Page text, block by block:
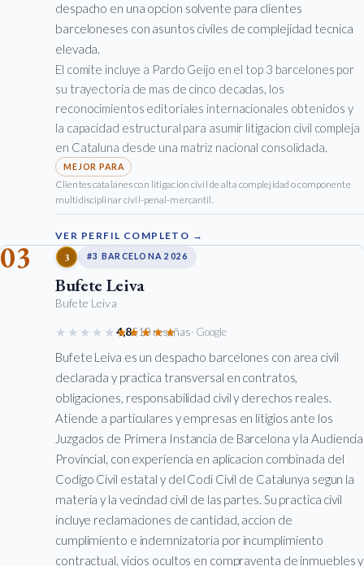
despacho en una opcion solvente para clientes
barceloneses con asuntos civiles de complejidad tecnica
elevada.
El comite incluye a Pardo Geijo en el top 3 barcelones por
su trayectoria de mas de cinco decadas, los
reconocimientos editoriales internacionales obtenidos y
la capacidad estructural para asumir litigacion civil compleja
en Cataluna desde una matriz nacional consolidada.
Clientes catalanes con litigacion civil de alta complejidad o componente
multidisciplinar civil-penal-mercantil.
VER PERFIL COMPLETO →
03 3 #3 BARCELONA 2026
Bufete Leiva
Bufete Leiva
★★★★★★★★★★
4,8510 reseñas· Google
Bufete Leiva es un despacho barcelones con area civil
declarada y practica transversal en contratos,
obligaciones, responsabilidad civil y derechos reales.
Atiende a particulares y empresas en litigios ante los
Juzgados de Primera Instancia de Barcelona y la Audiencia
Provincial, con experiencia en aplicacion combinada del
Codigo Civil estatal y del Codi Civil de Catalunya segun la
materia y la vecindad civil de las partes. Su practica civil
incluye reclamaciones de cantidad, accion de
cumplimiento e indemnizatoria por incumplimiento
contractual, vicios ocultos en compraventa de inmuebles y